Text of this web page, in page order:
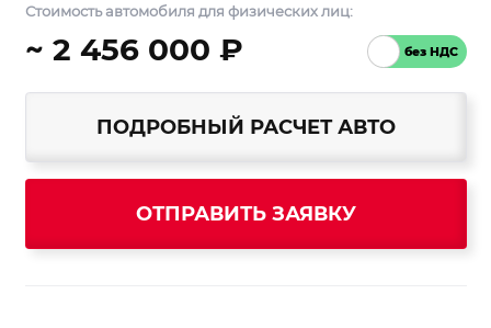
Стоимость автомобиля для физических лиц:
~ 2 456 000 ₽
ПОДРОБНЫЙ РАСЧЕТ АВТО
ОТПРАВИТЬ ЗАЯВКУ